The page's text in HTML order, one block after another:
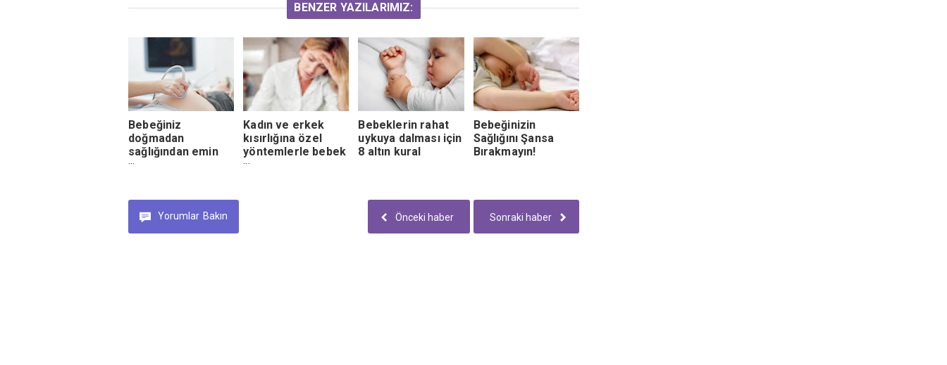
BENZER YAZILARIMIZ:
Bebeğiniz
doğmadan
sağlığından emin
olabilirsiniz
Kadın ve erkek
kısırlığına özel
yöntemlerle bebek
sahibi olun
Bebeklerin rahat
uykuya dalması için
8 altın kural
Bebeğinizin
Sağlığını Şansa
Bırakmayın!
Yorumlar Bakın Sonraki haber
Önceki haber